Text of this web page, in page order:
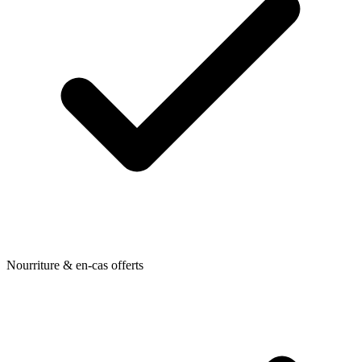
Nourriture & en-cas offerts